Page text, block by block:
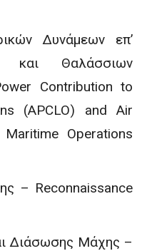
Δυνάμεων επ’
και Θαλάσσιων
Contribution to
(APCLO) and Air
Operations
– Reconnaissance
Διάσωσης Μάχης –